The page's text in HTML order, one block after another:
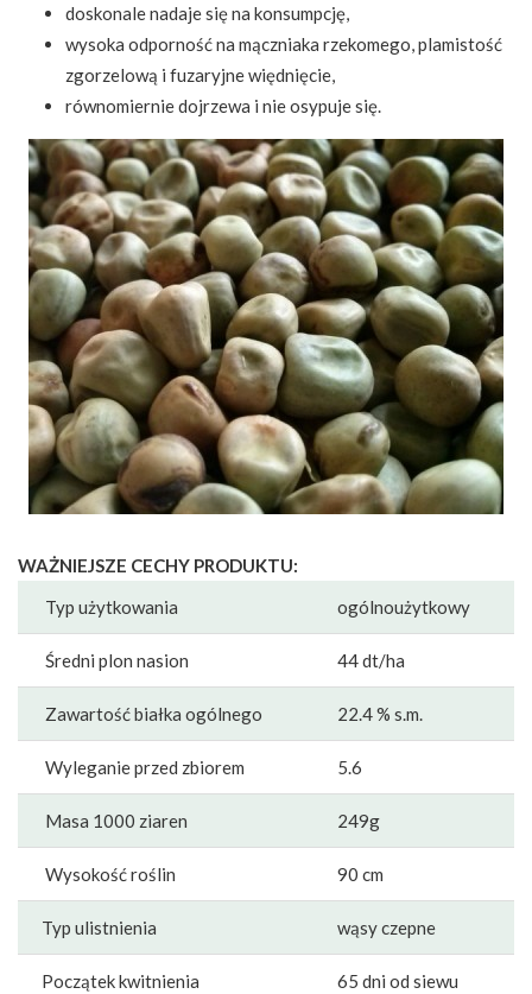
doskonale nadaje się na konsumpcję,
wysoka odporność na mączniaka rzekomego, plamistość
zgorzelową i fuzaryjne więdnięcie,
równomiernie dojrzewa i nie osypuje się.
WAŻNIEJSZE CECHY PRODUKTU:
Typ użytkowania
ogólnoużytkowy
Średni plon nasion 44 dt/ha
Zawartość białka ogólnego 22.4 % s.m.
Wyleganie przed zbiorem 5.6
Masa 1000 ziaren 249g
Wysokość roślin 90 cm
Typ ulistnienia wąsy czepne
Początek kwitnienia 65 dni od siewu